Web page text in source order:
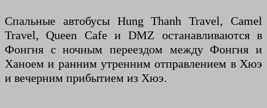
Спальные автобусы Hung Thanh Travel, Camel
Travel, Queen Cafe и DMZ останавливаются в
Фонгня с ночным переездом между Фонгня и
Ханоем и ранним утренним отправлением в Хюэ
и вечерним прибытием из Хюэ.